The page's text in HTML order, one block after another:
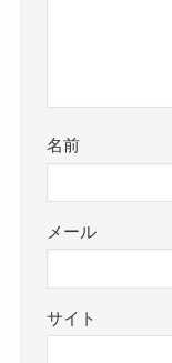
名前
メール
サイト